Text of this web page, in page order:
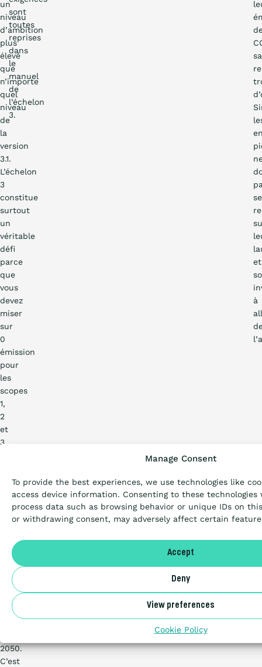
Manage Consent
To provide the best experiences, we use technologies like
access device information. Consenting to these
process data such as browsing behavior or unique IDs on
or withdrawing consent, may adversely affect certain
Accept
Deny
View preferences
Cookie Policy
un
niveau
d’ambition
plus
élevé
que
n’importe
quel
niveau
de
la
version
3.1.
L’échelon
3
constitue
surtout
un
véritable
défi
parce
que
vous
devez
miser
sur
0
émission
pour
les
scopes
1,
2
et
3.
vous
projetez
pas
ans,
comme
dans
l’échelon
2050.
C’est
sont
toutes
reprises
dans
le
manuel
de
l’échelon
3.
se
et
à
Passation de
Articles
A propos
NL
Benor